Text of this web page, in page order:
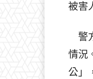
被害
警
情況
公」